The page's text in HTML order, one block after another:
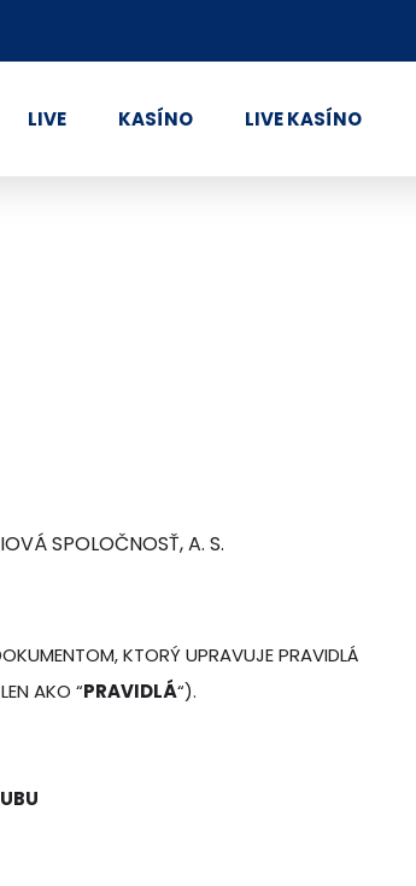
LIVE KASÍNO LIVE KASÍNO
SPOLOČNOSŤ, A. S.
KTORÝ UPRAVUJE PRAVIDLÁ
AKO “PRAVIDLÁ“).